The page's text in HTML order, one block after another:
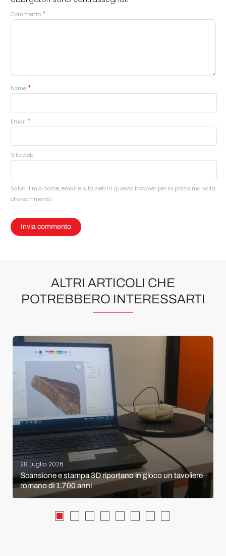
Commento *
Nome *
Email *
Sito web
Salva il mio nome, email e sito web in questo browser per la prossima volta
che commento.
ALTRI ARTICOLI CHE
POTREBBERO INTERESSARTI
28 Luglio 2026
Scansione e stampa 3D riportano in gioco un tavoliere
romano di 1.700 anni